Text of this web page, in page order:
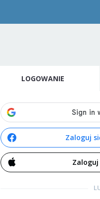
LOGOWANIE
Zaloguj
Zaloguj